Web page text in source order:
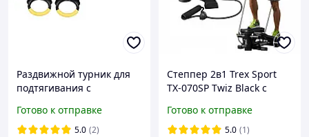
Раздвижной турник для
подтягивания с
Раздвижная планка-
турник / Турник в
Готово к отправке
5.0 (2)
Степпер 2в1 Trex Sport
TX-070SP Twiz Black с
шагов
Готово к отправке
5.0 (1)